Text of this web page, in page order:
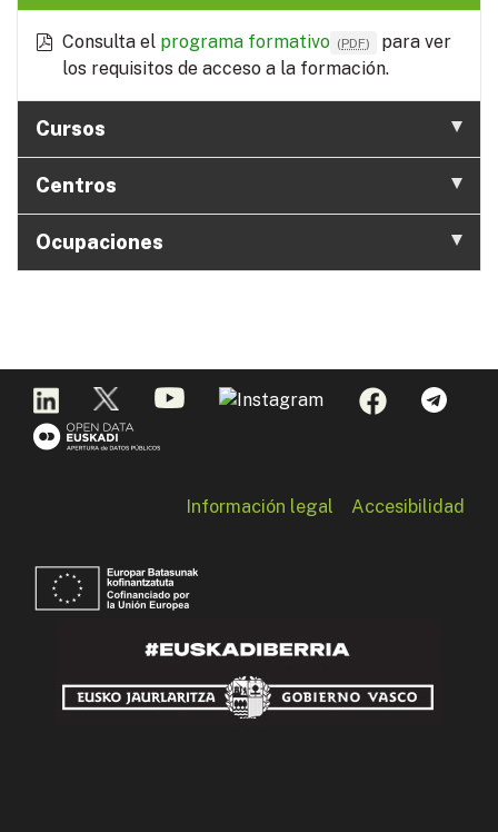
Consulta el programa formativo (PDF)
para ver
los requisitos de acceso a la formación.
Cursos
Centros
Ocupaciones
Información legal Accesibilidad